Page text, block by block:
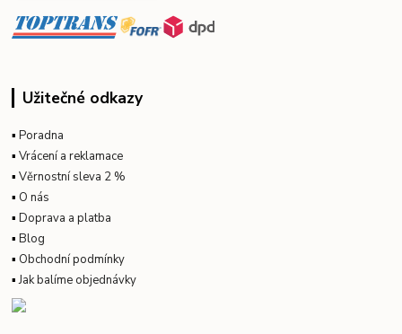
Užitečné odkazy
▪Poradna
▪Vrácení a reklamace
▪Věrnostní sleva 2 %
▪ O nás
▪Doprava a platba
▪Blog
▪ Obchodní podmínky
▪Jak balíme objednávky